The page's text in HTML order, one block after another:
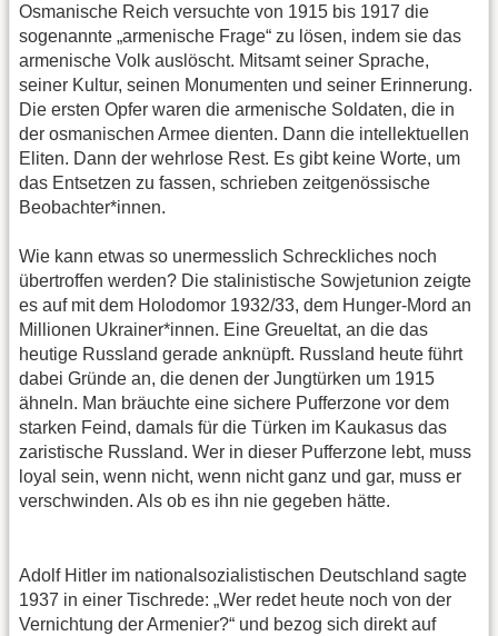
Osmanische Reich versuchte von 1915 bis 1917 die
sogenannte „armenische Frage“ zu lösen, indem sie das
armenische Volk auslöscht. Mitsamt seiner Sprache,
seiner Kultur, seinen Monumenten und seiner Erinnerung.
Die ersten Opfer waren die armenische Soldaten, die in
der osmanischen Armee dienten. Dann die intellektuellen
Eliten. Dann der wehrlose Rest. Es gibt keine Worte, um
das Entsetzen zu fassen, schrieben zeitgenössische
Beobachter*innen.
Wie kann etwas so unermesslich Schreckliches noch
übertroffen werden? Die stalinistische Sowjetunion zeigte
es auf mit dem Holodomor 1932/33, dem Hunger-Mord an
Millionen Ukrainer*innen. Eine Greueltat, an die das
heutige Russland gerade anknüpft. Russland heute führt
dabei Gründe an, die denen der Jungtürken um 1915
ähneln. Man bräuchte eine sichere Pufferzone vor dem
starken Feind, damals für die Türken im Kaukasus das
zaristische Russland. Wer in dieser Pufferzone lebt, muss
loyal sein, wenn nicht, wenn nicht ganz und gar, muss er
verschwinden. Als ob es ihn nie gegeben hätte.
Adolf Hitler im nationalsozialistischen Deutschland sagte
1937 in einer Tischrede: „Wer redet heute noch von der
Vernichtung der Armenier?“ und bezog sich direkt auf